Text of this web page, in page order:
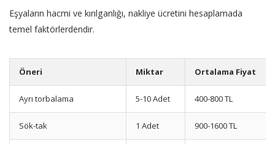
Eşyaların hacmi ve kırılganlığı, nakliye ücretini hesaplamada
temel faktörlerdendir.
Öneri Miktar Ortalama Fiyat
Ayrı torbalama 5-10 Adet 400-800 TL
Sök-tak 1 Adet 900-1600 TL